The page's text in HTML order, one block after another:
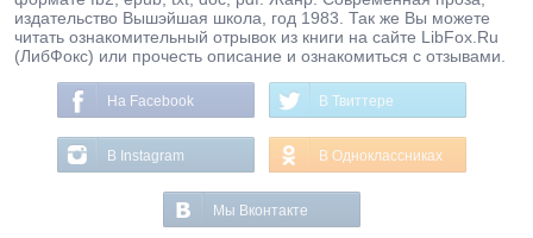
издательство Вышэйшая школа, год 1983. Так же Вы можете
читать ознакомительный отрывок из книги на сайте LibFox.Ru
(ЛибФокс) или прочесть описание и ознакомиться с отзывами.
На Facebook В Твиттере
В Instagram В Одноклассниках
Мы Вконтакте